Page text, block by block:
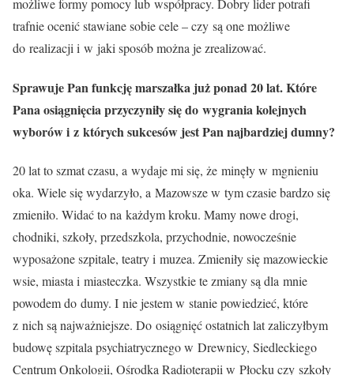
możliwe formy pomocy lub współpracy. Dobry lider potrafi
trafnie ocenić stawiane sobie cele – czy są one możliwe
do realizacji i w jaki sposób można je zrealizować.
Sprawuje Pan funkcję marszałka już ponad 20 lat. Które
Pana osiągnięcia przyczyniły się do wygrania kolejnych
wyborów i z których sukcesów jest Pan najbardziej dumny?
20 lat to szmat czasu, a wydaje mi się, że minęły w mgnieniu
oka. Wiele się wydarzyło, a Mazowsze w tym czasie bardzo się
zmieniło. Widać to na każdym kroku. Mamy nowe drogi,
chodniki, szkoły, przedszkola, przychodnie, nowocześnie
wyposażone szpitale, teatry i muzea. Zmieniły się mazowieckie
wsie, miasta i miasteczka. Wszystkie te zmiany są dla mnie
powodem do dumy. I nie jestem w stanie powiedzieć, które
z nich są najważniejsze. Do osiągnięć ostatnich lat zaliczyłbym
budowę szpitala psychiatrycznego w Drewnicy, Siedleckiego
Centrum Onkologii, Ośrodka Radioterapii w Płocku czy szkoły